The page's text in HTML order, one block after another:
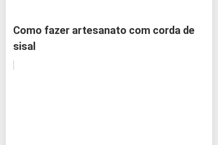
Como fazer artesanato com corda de
sisal